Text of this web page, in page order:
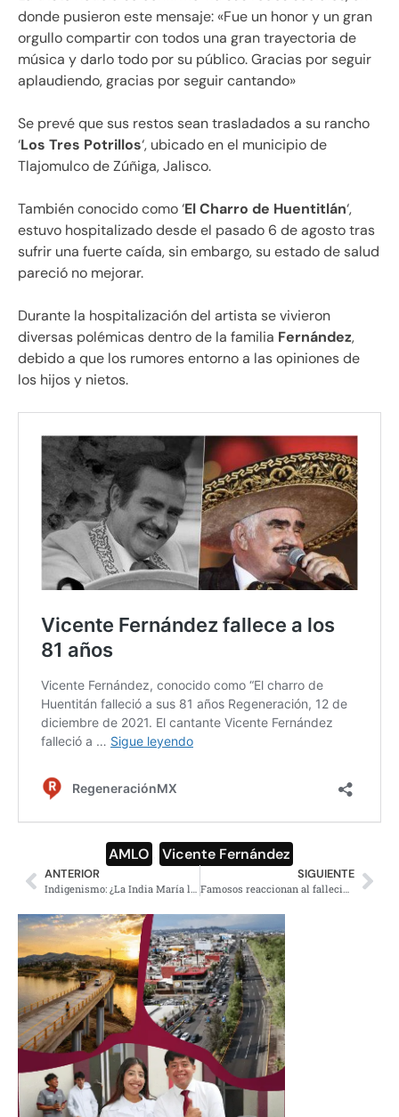
donde pusieron este mensaje: «Fue un honor y un gran
orgullo compartir con todos una gran trayectoria de
música y darlo todo por su público. Gracias por seguir
aplaudiendo, gracias por seguir cantando»
Se prevé que sus restos sean trasladados a su rancho
‘Los Tres Potrillos‘, ubicado en el municipio de
Tlajomulco de Zúñiga, Jalisco.
También conocido como ‘El Charro de Huentitlán‘,
estuvo hospitalizado desde el pasado 6 de agosto tras
sufrir una fuerte caída, sin embargo, su estado de salud
pareció no mejorar.
Durante la hospitalización del artista se vivieron
diversas polémicas dentro de la familia Fernández,
debido a que los rumores entorno a las opiniones de
los hijos y nietos.
AMLO Vicente Fernández
ANTERIOR
Indigenismo: ¿La India María les falta al respeto?
SIGUIENTE
Famosos reaccionan al fallecimiento de Vicente Fernández